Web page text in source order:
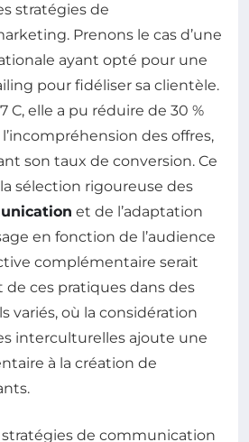
stratégies de
Prenons le cas d’une
ayant opté pour une
pour fidéliser sa clientèle.
C, elle a pu réduire de 30 %
des offres,
son taux de conversion. Ce
sélection rigoureuse des
et de l’adaptation
en fonction de l’audience
complémentaire serait
de ces pratiques dans des
variés, où la considération
interculturelles ajoute une
à la création de